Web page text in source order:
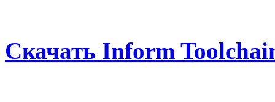
Скачать Inform